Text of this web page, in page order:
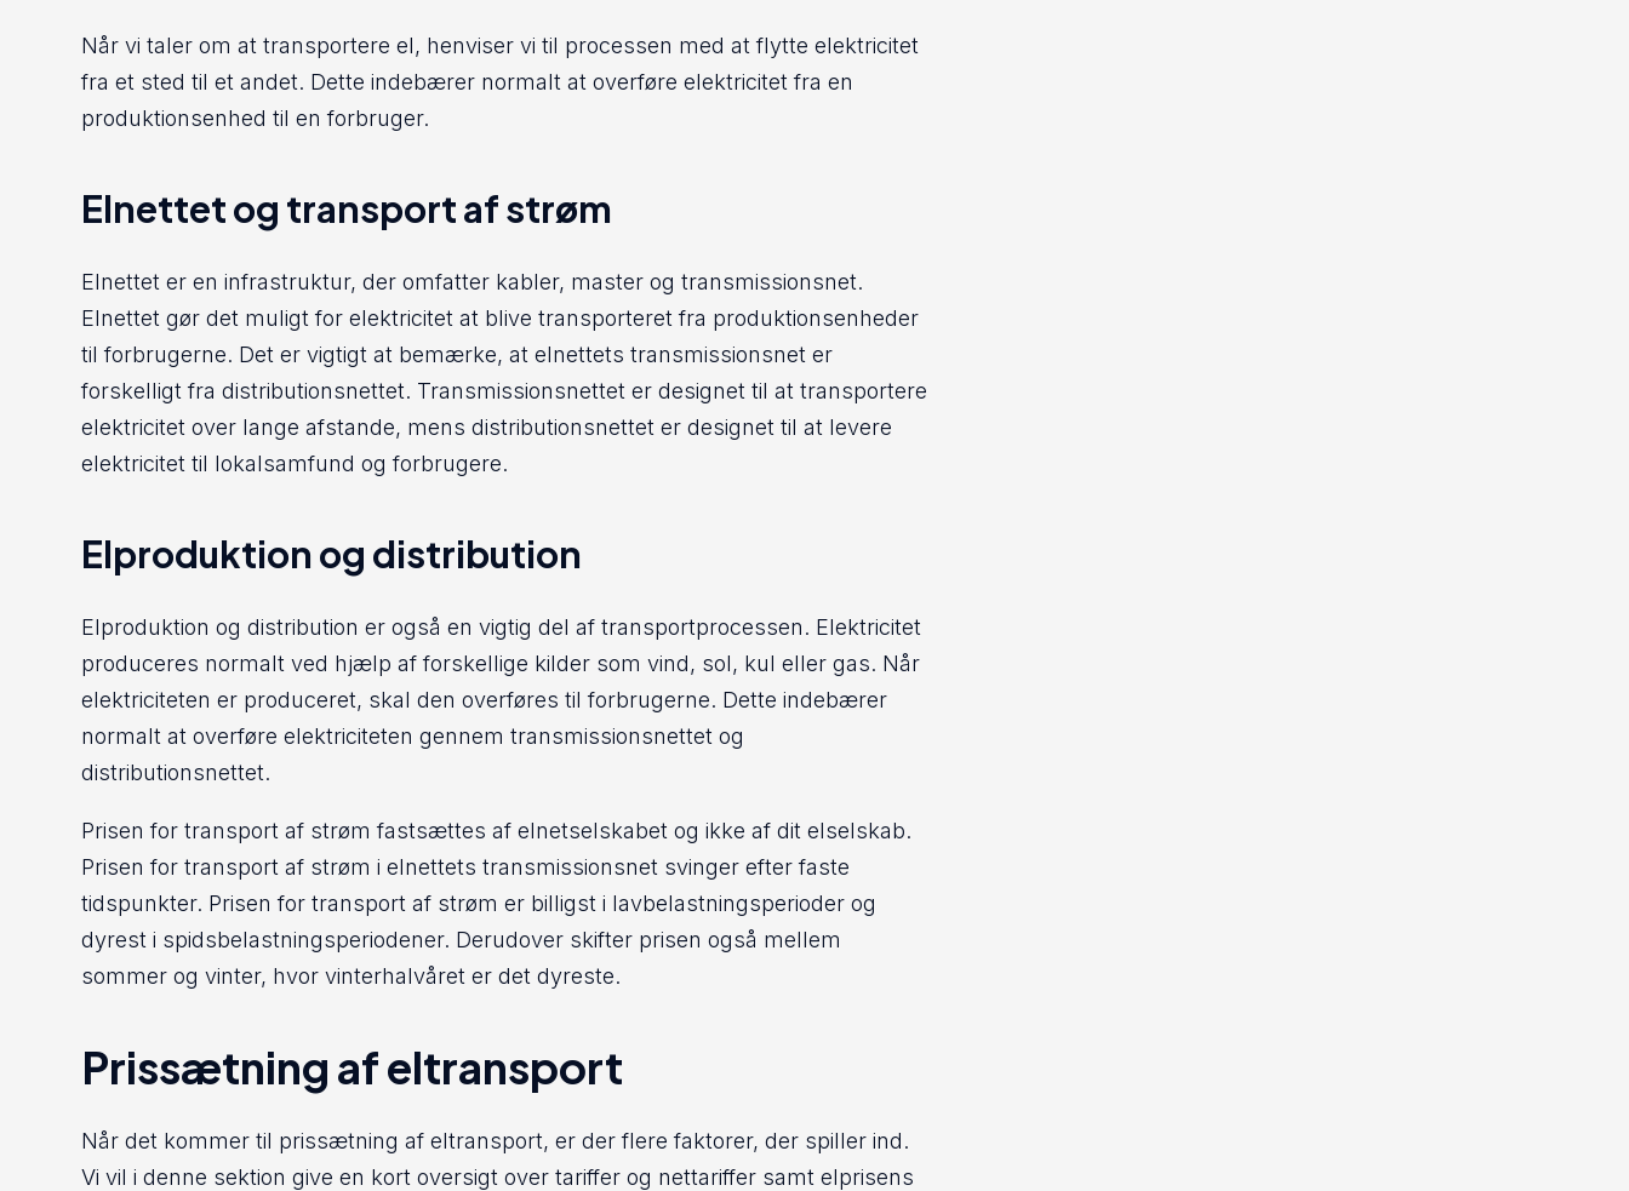
Når vi taler om at transportere el, henviser vi til processen med at flytte elektricitet
fra et sted til et andet. Dette indebærer normalt at overføre elektricitet fra en
produktionsenhed til en forbruger.
Elnettet og transport af strøm
Elnettet er en infrastruktur, der omfatter kabler, master og transmissionsnet.
Elnettet gør det muligt for elektricitet at blive transporteret fra produktionsenheder
til forbrugerne. Det er vigtigt at bemærke, at elnettets transmissionsnet er
forskelligt fra distributionsnettet. Transmissionsnettet er designet til at transportere
elektricitet over lange afstande, mens distributionsnettet er designet til at levere
elektricitet til lokalsamfund og forbrugere.
Elproduktion og distribution
Elproduktion og distribution er også en vigtig del af transportprocessen. Elektricitet
produceres normalt ved hjælp af forskellige kilder som vind, sol, kul eller gas. Når
elektriciteten er produceret, skal den overføres til forbrugerne. Dette indebærer
normalt at overføre elektriciteten gennem transmissionsnettet og
distributionsnettet.
Prisen for transport af strøm fastsættes af elnetselskabet og ikke af dit elselskab.
Prisen for transport af strøm i elnettets transmissionsnet svinger efter faste
tidspunkter. Prisen for transport af strøm er billigst i lavbelastningsperioder og
dyrest i spidsbelastningsperiodener. Derudover skifter prisen også mellem
sommer og vinter, hvor vinterhalvåret er det dyreste.
Prissætning af eltransport
Når det kommer til prissætning af eltransport, er der flere faktorer, der spiller ind.
Vi vil i denne sektion give en kort oversigt over tariffer og nettariffer samt elprisens